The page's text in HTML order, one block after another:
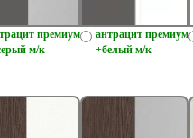
премиум
м/к
антрацит премиум
+белый м/к